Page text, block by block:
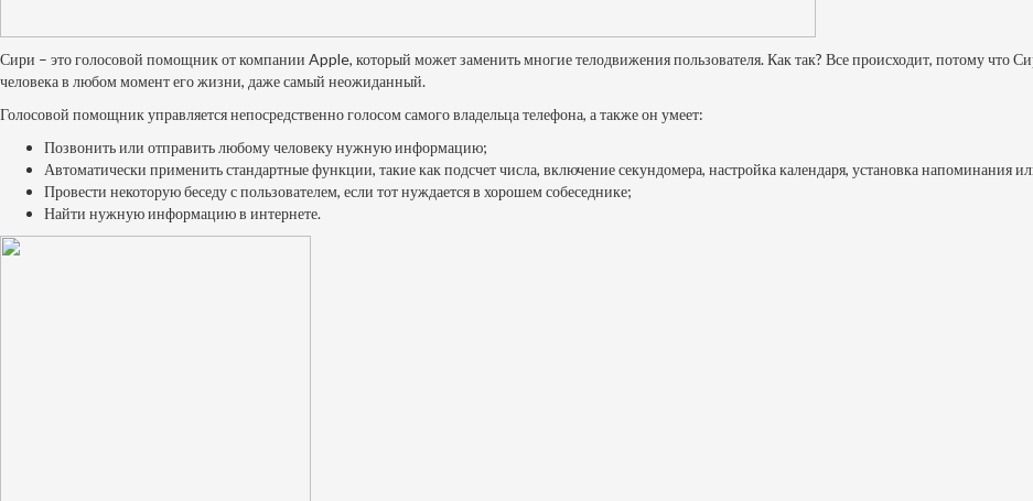
Сири – это голосовой помощник от компании Apple, который может заменить многие телодвижения пользователя. Как так? Все происходит, потому что
человека в любом момент его жизни, даже самый неожиданный.
Голосовой помощник управляется непосредственно голосом самого владельца телефона, а также он умеет:
Позвонить или отправить любому человеку нужную информацию;
Автоматически применить стандартные функции, такие как подсчет числа, включение секундомера, настройка календаря, установка напоминания
Провести некоторую беседу с пользователем, если тот нуждается в хорошем собеседнике;
Найти нужную информацию в интернете.